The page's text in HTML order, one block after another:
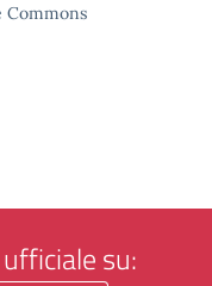
Commons
su: